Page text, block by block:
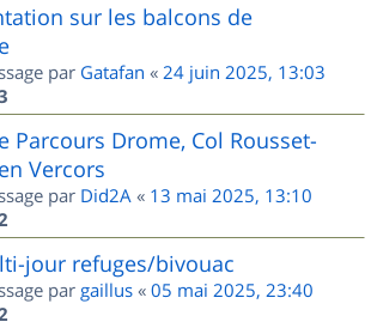
sur les balcons de
par Gatafan « 24 juin 2025, 13:03
Parcours Drome, Col Rousset-
Vercors
par Did2A « 13 mai 2025, 13:10
jour refuges/bivouac
par gaillus « 05 mai 2025, 23:40